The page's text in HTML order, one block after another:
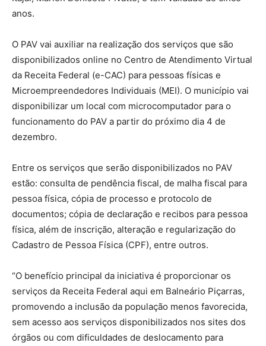
anos.
O PAV vai auxiliar na realização dos serviços que são
disponibilizados online no Centro de Atendimento Virtual
da Receita Federal (e-CAC) para pessoas físicas e
Microempreendedores Individuais (MEI). O município vai
disponibilizar um local com microcomputador para o
funcionamento do PAV a partir do próximo dia 4 de
dezembro.
Entre os serviços que serão disponibilizados no PAV
estão: consulta de pendência fiscal, de malha fiscal para
pessoa física, cópia de processo e protocolo de
documentos; cópia de declaração e recibos para pessoa
física, além de inscrição, alteração e regularização do
Cadastro de Pessoa Física (CPF), entre outros.
“O benefício principal da iniciativa é proporcionar os
serviços da Receita Federal aqui em Balneário Piçarras,
promovendo a inclusão da população menos favorecida,
sem acesso aos serviços disponibilizados nos sites dos
órgãos ou com dificuldades de deslocamento para